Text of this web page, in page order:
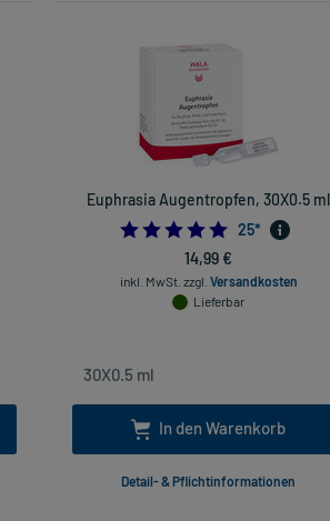
Euphrasia Augentropfen, 30X0.5 ml
4.96
25*
14,99 €
inkl. MwSt. zzgl. Versandkosten
Lieferbar
In den Warenkorb
Detail- & Pflichtinformationen